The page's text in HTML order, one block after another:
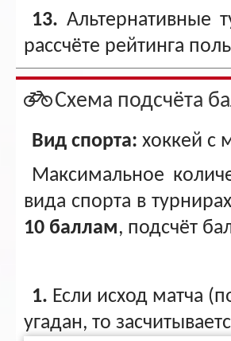
13. Альтернативные
рассчёте рейтинга
Схема подсчёта
Вид спорта: хоккей с
Максимальное
вида спорта в
10 баллам, подсчёт
1. Если исход матча
угадан, то